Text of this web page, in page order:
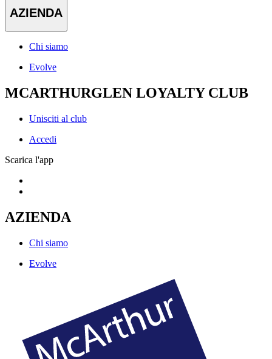
AZIENDA
Chi siamo
Evolve
MCARTHURGLEN LOYALTY CLUB
Unisciti al club
Accedi
Scarica l'app
AZIENDA
Chi siamo
Evolve